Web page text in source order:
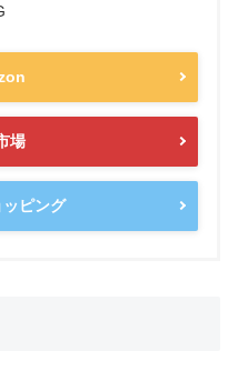
場
ピング